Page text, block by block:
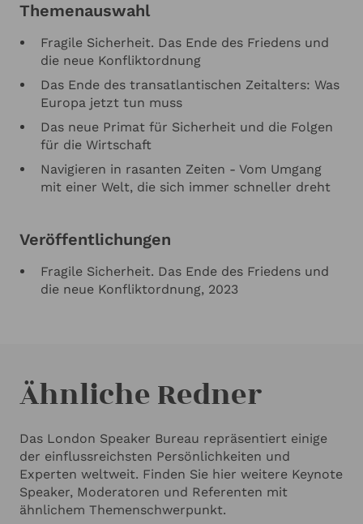
Themenauswahl
Fragile Sicherheit. Das Ende des Friedens und
die neue Konfliktordnung
Das Ende des transatlantischen Zeitalters: Was
Europa jetzt tun muss
Das neue Primat für Sicherheit und die Folgen
für die Wirtschaft
Navigieren in rasanten Zeiten - Vom Umgang
mit einer Welt, die sich immer schneller dreht
Veröffentlichungen
Fragile Sicherheit. Das Ende des Friedens und
die neue Konfliktordnung, 2023
Ähnliche Redner
Das London Speaker Bureau repräsentiert einige
der einflussreichsten Persönlichkeiten und
Experten weltweit. Finden Sie hier weitere Keynote
Speaker, Moderatoren und Referenten mit
ähnlichem Themenschwerpunkt.